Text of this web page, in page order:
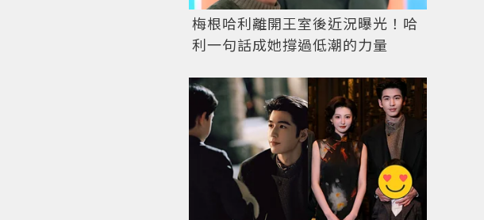
梅根哈利離開王室後近況曝光！哈
利一句話成她撐過低潮的力量